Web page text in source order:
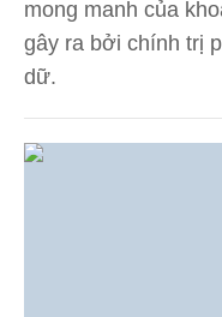
mong manh của
gây ra bởi chính trị
dữ.